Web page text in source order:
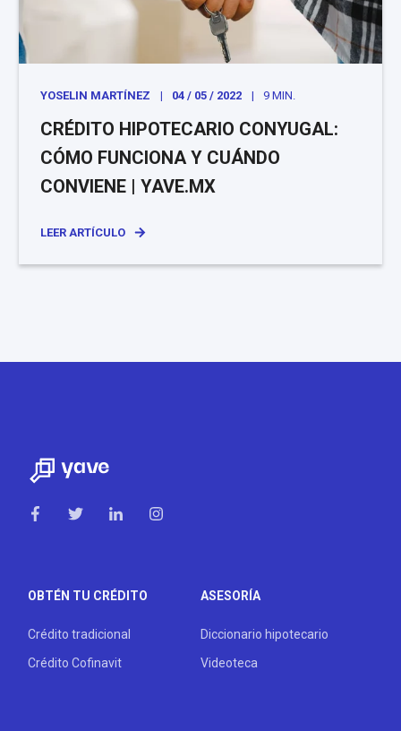
YOSELIN MARTÍNEZ 04 / 05 / 2022 9 MIN.
CRÉDITO HIPOTECARIO CONYUGAL:
CÓMO FUNCIONA Y CUÁNDO
CONVIENE | YAVE.MX
LEER ARTÍCULO
OBTÉN TU CRÉDITO
Crédito tradicional
Crédito Cofinavit
ASESORÍA
Diccionario hipotecario
Videoteca